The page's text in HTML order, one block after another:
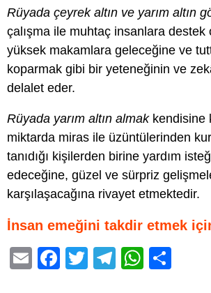
Rüyada çeyrek altın ve yarım altın
çalışma ile muhtaç insanlara destek
yüksek makamlara geleceğine ve
koparmak gibi bir yeteneğinin ve
delalet eder.
Rüyada yarım altın almakkendisine
miktarda miras ile üzüntülerinden
tanıdığı kişilerden birine yardım
edeceğine, güzel ve sürpriz
karşılaşacağına rivayet etmektedir.
İnsan emeğini takdir etmek
E
F
T
T
W